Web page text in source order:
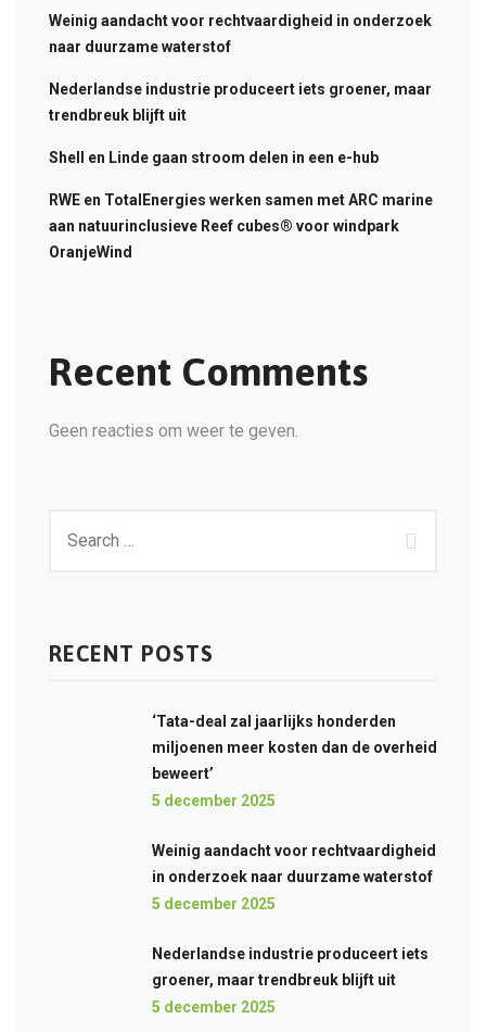
Weinig aandacht voor rechtvaardigheid in onderzoek
naar duurzame waterstof
Nederlandse industrie produceert iets groener, maar
trendbreuk blijft uit
Shell en Linde gaan stroom delen in een e-hub
RWE en TotalEnergies werken samen met ARC marine
aan natuurinclusieve Reef cubes® voor windpark
OranjeWind
Recent Comments
Geen reacties om weer te geven.
RECENT POSTS
‘Tata-deal zal jaarlijks honderden
miljoenen meer kosten dan de overheid
beweert’
5 december 2025
Weinig aandacht voor rechtvaardigheid
in onderzoek naar duurzame waterstof
5 december 2025
Nederlandse industrie produceert iets
groener, maar trendbreuk blijft uit
5 december 2025